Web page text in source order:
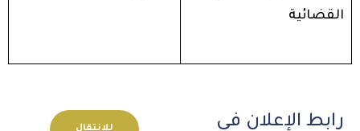
القضائية
رابط الإعلان في
للإنتقال